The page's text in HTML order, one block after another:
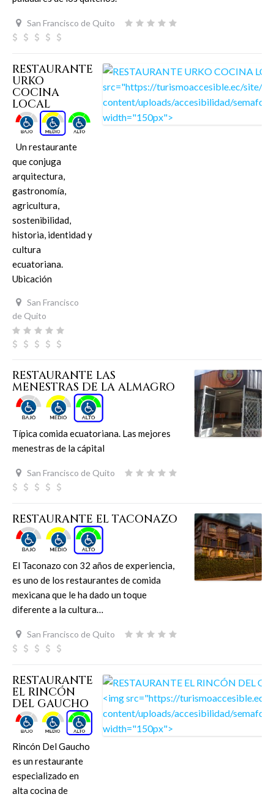
San Francisco de Quito
RESTAURANTE
URKO
COCINA
LOCAL
Un restaurante
que conjuga
arquitectura,
gastronomía,
agricultura,
sostenibilidad,
historia, identidad y
cultura
ecuatoriana.
Ubicación
San Francisco
de Quito
RESTAURANTE LAS
MENESTRAS DE LA ALMAGRO
Típica comida ecuatoriana. Las mejores
menestras de la cápital
San Francisco de Quito
RESTAURANTE EL TACONAZO
El Taconazo con 32 años de experiencia,
es uno de los restaurantes de comida
mexicana que le ha dado un toque
diferente a la cultura…
San Francisco de Quito
RESTAURANTE
EL RINCÓN
DEL GAUCHO
Rincón Del Gaucho
es un restaurante
especializado en
alta cocina de